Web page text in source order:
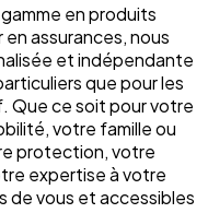
en produits
assurances, nous
et indépendante
que pour les
Que ce soit pour votre
votre famille ou
protection, votre
expertise à votre
de vous et accessibles